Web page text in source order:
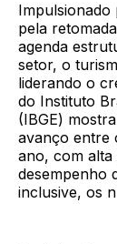
pela
agenda
setor, o
liderando o
do Instituto
(IBGE)
avanço entre
ano, com
desempenho
inclusive, os